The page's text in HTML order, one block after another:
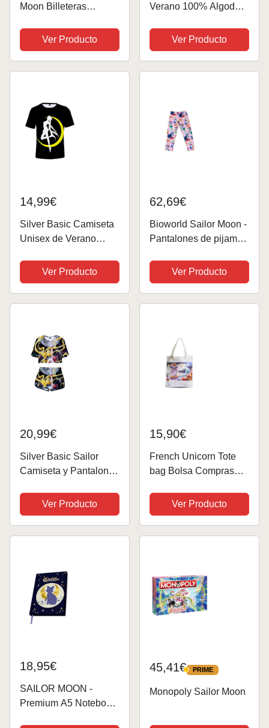
Moon Billeteras
de Cuero Monedero
Carteras Slim Bi-Fold
de Viaje Cartera
Ver Producto
Verano 100% Algodón
Manga Corta Stitch
Waves para Mujer –
Pantalón Corto con
Ver Producto
14,99€
Silver Basic Camiseta
Unisex de Verano
Hombres Inspirada en
la Camiseta Japonesa
de Anime Cosplay
Ver Producto
62,69€
Bioworld Sailor Moon -
Pantalones de pijama
estampado de
personajes, Rosa, XXL
Ver Producto
20,99€
Silver Basic Sailor
Camiseta y Pantalones
Traje de Verano Ropa
Deportiva Disfraz de
Pijama de Anime
Ver Producto
15,90€
French Unicorn Tote
bag Bolsa Compras
Personaje Sailor Moon
Clásico Manga Japón,
blanco, 38 x 42 cm
Ver Producto
18,95€
SAILOR MOON -
Premium A5 Notebook
45,41€ PRIME
PRIME
Monopoly Sailor Moon